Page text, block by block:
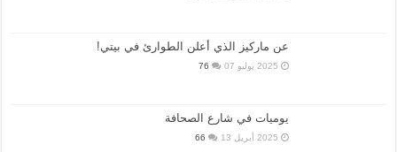
عن ماركيز الذي أعلن الطوارئ في بيتي!
2025 يوليو 07 76
يوميات في شارع الصحافة
2025 أبريل 13 66